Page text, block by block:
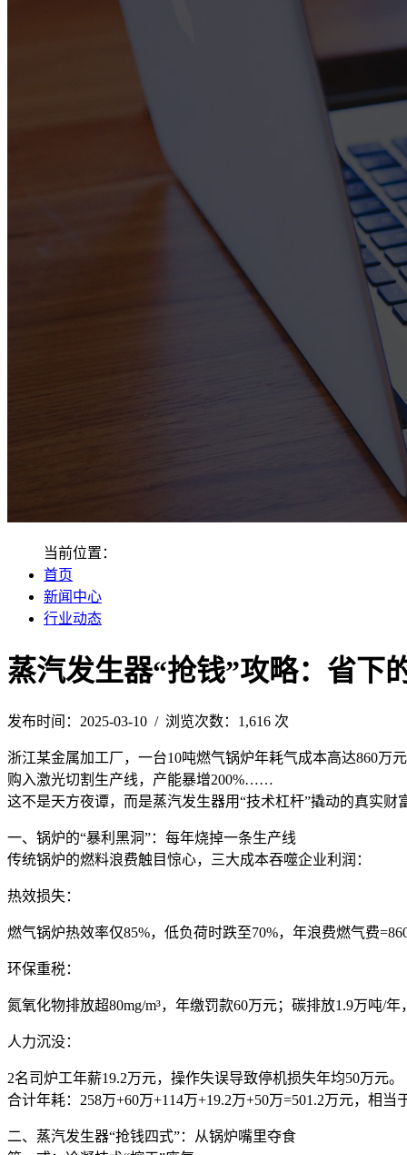
当前位置：
首页
新闻中心
行业动态
蒸汽发生器“抢钱”攻略：省下
发布时间：2025-03-10 / 浏览次数：1,616 次
浙江某金属加工厂，一台10吨燃气锅炉年耗气成本高达860
购入激光切割生产线，产能暴增200%……
这不是天方夜谭，而是蒸汽发生器用“技术杠杆”撬动的真实财
一、锅炉的“暴利黑洞”：每年烧掉一条生产线
传统锅炉的燃料浪费触目惊心，三大成本吞噬企业利润：
热效损失：
燃气锅炉热效率仅85%，低负荷时跌至70%，年浪费燃气费
环保重税：
氮氧化物排放超80mg/m³，年缴罚款60万元；碳排放1.9万吨/
人力沉没：
2名司炉工年薪19.2万元，操作失误导致停机损失年均50万元。
合计年耗：258万+60万+114万+19.2万+50万=501.2万元，相
二、蒸汽发生器“抢钱四式”：从锅炉嘴里夺食